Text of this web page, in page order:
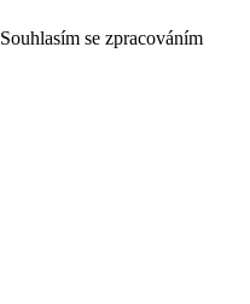
Souhlasím se zpracováním